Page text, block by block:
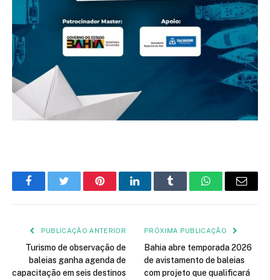
FacebookTwitter PinterestLinkedInTumblr WhatsApp
E-
PUBLICAÇÃO ANTERIOR
Turismo de observação de
baleias ganha agenda de
capacitação em seis destinos
PRÓXIMA PUBLICAÇÃO
Bahia abre temporada 2026
de avistamento de baleias
com projeto que qualificará